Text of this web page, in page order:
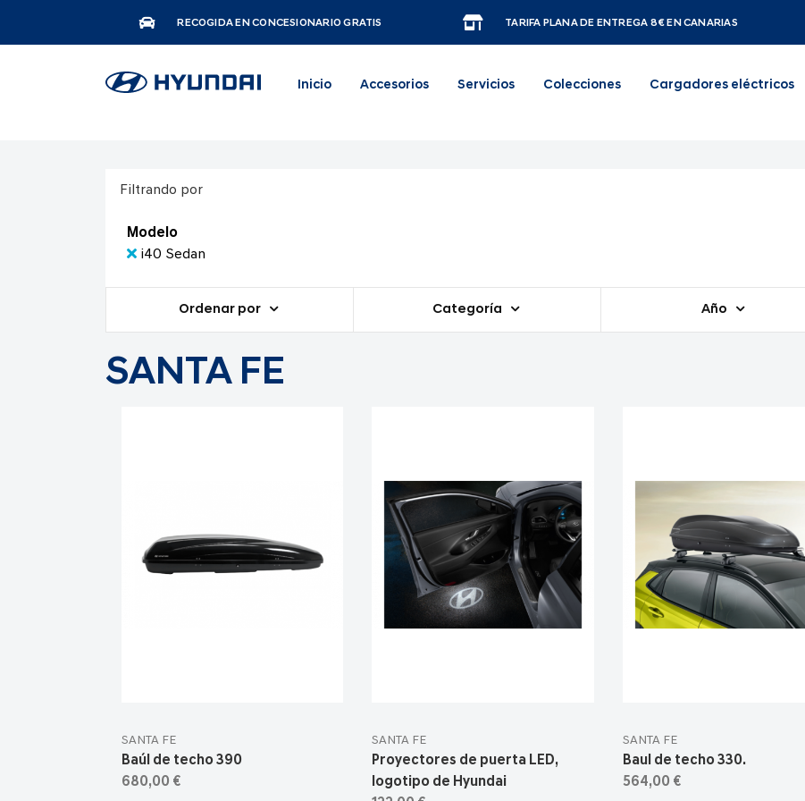
RECOGIDA EN CONCESIONARIO GRATIS TARIFA PLANA DE ENTREGA 8€ EN CANARIAS
Inicio Accesorios Servicios Colecciones Cargadores eléctricos
Filtrando por
Modelo
i40 Sedan
Ordenar por Categoría Año
SANTA FE
SANTA FE
Baúl de techo 390
680,00 €
SANTA FE
Proyectores de puerta LED,
logotipo de Hyundai
SANTA FE
Baul de techo 330.
564,00 €